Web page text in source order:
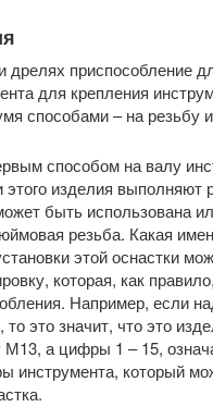
дрелях приспособление
для крепления
способами – на резьбу
способом на валу
этого изделия выполняют
быть использована
резьба. Какая
этой оснастки
которая, как
Например, если
это значит, что это
М13, а цифры 1 – 15,
инструмента, который